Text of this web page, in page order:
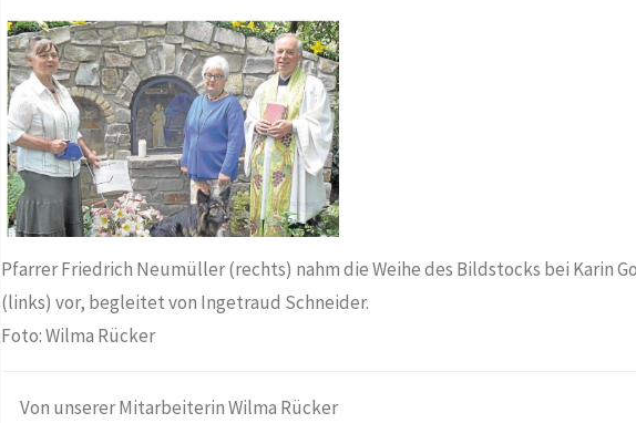
Pfarrer Friedrich Neumüller (rechts) nahm die Weihe des Bildstocks bei Karin
(links) vor, begleitet von Ingetraud Schneider.
Foto: Wilma Rücker
Von unserer Mitarbeiterin Wilma Rücker